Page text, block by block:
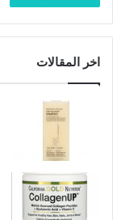
اخر المقالات